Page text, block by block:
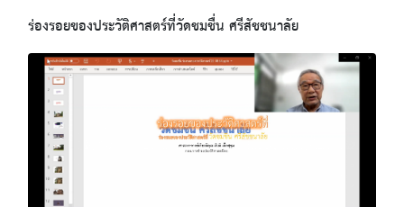
ร่องรอยของประวัติศาสตร์ที่วัดชมชื่น ศรีสัชชนาลัย